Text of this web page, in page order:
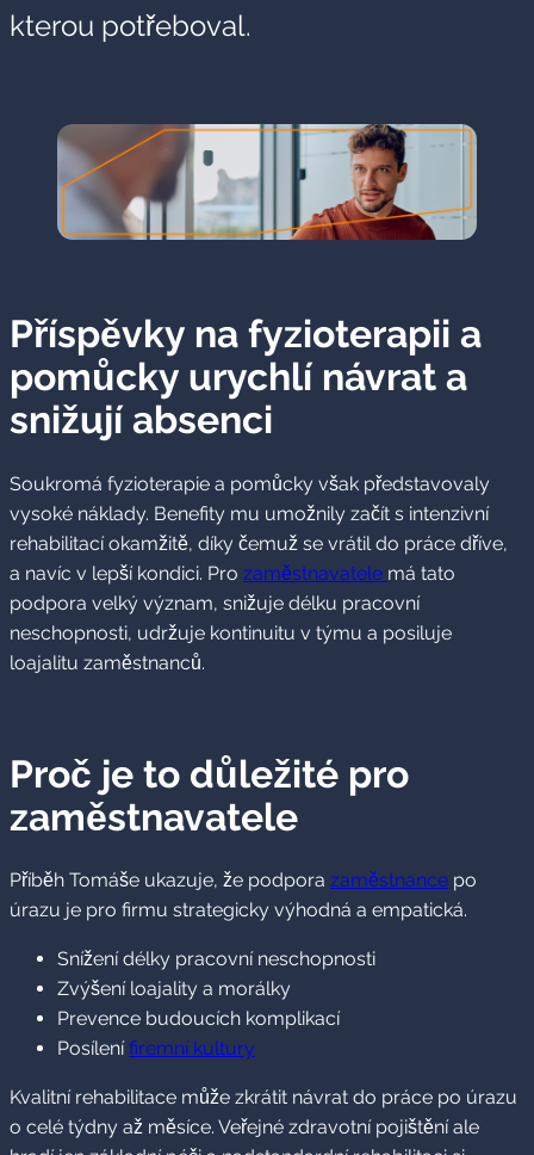
kterou potřeboval.
Příspěvky na fyzioterapii a
pomůcky urychlí návrat a
snižují absenci
Soukromá fyzioterapie a pomůcky však představovaly
vysoké náklady. Benefity mu umožnily začít s intenzivní
rehabilitací okamžitě, díky čemuž se vrátil do práce dříve,
a navíc v lepší kondici. Pro zaměstnavatele má tato
podpora velký význam, snižuje délku pracovní
neschopnosti, udržuje kontinuitu v týmu a posiluje
loajalitu zaměstnanců.
Proč je to důležité pro
zaměstnavatele
Příběh Tomáše ukazuje, že podpora zaměstnance po
úrazu je pro firmu strategicky výhodná a empatická.
Snížení délky pracovní neschopnosti
Zvýšení loajality a morálky
Prevence budoucích komplikací
Posílenífiremní kultury
Kvalitní rehabilitace může zkrátit návrat do práce po úrazu
o celé týdny až měsíce. Veřejné zdravotní pojištění ale